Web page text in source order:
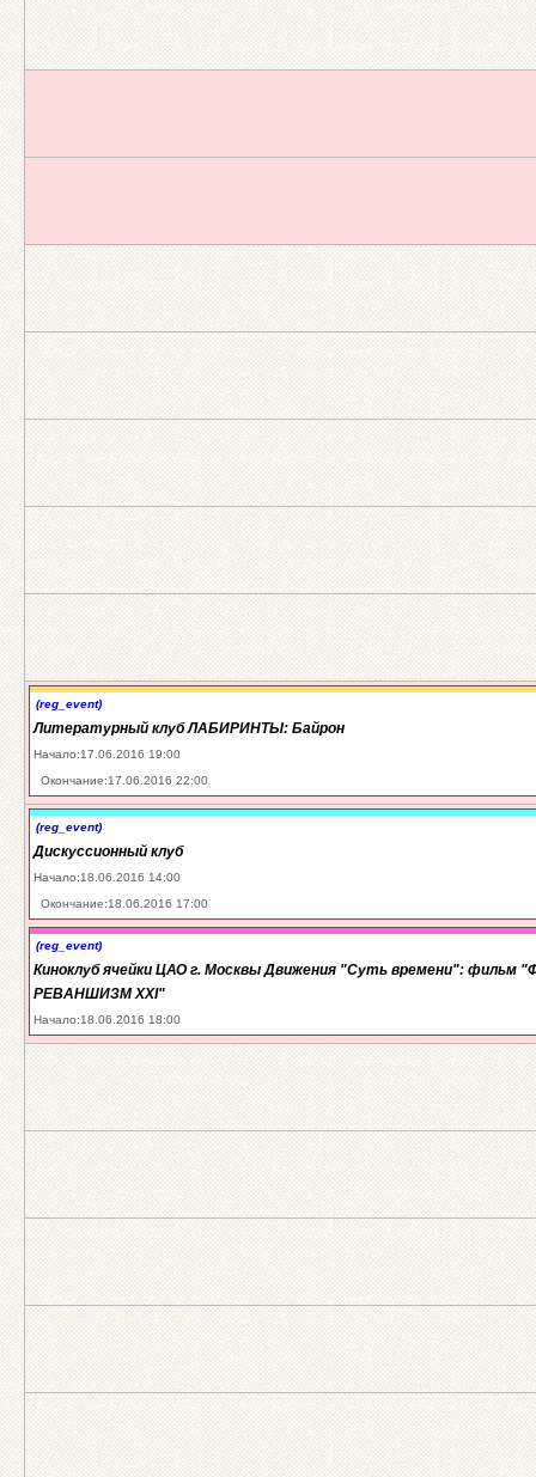
(reg_event)
Литературный клуб ЛАБИРИНТЫ: Байрон
Начало:17.06.2016 19:00
Окончание:17.06.2016 22:00
(reg_event)
Дискуссионный клуб
Начало:18.06.2016 14:00
Окончание:18.06.2016 17:00
(reg_event)
Киноклуб ячейки ЦАО г. Москвы Движения "Суть времени": фильм
РЕВАНШИЗМ XXI"
Начало:18.06.2016 18:00